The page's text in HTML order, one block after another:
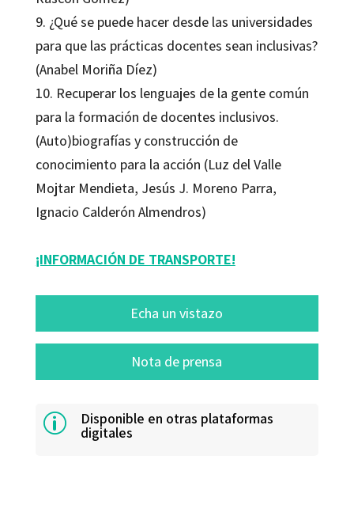
9. ¿Qué se puede hacer desde las universidades
para que las prácticas docentes sean inclusivas?
(Anabel Moriña Díez)
10. Recuperar los lenguajes de la gente común
para la formación de docentes inclusivos.
(Auto)biografías y construcción de
conocimiento para la acción (Luz del Valle
Mojtar Mendieta, Jesús J. Moreno Parra,
Ignacio Calderón Almendros)
¡INFORMACIÓN DE TRANSPORTE!
Echa un vistazo
Nota de prensa
p Disponible en otras plataformas
digitales